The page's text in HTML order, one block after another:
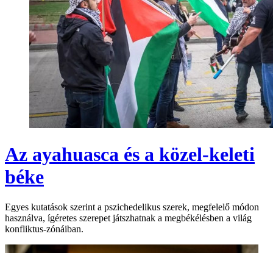
Az ayahuasca és a közel-keleti
béke
Egyes kutatások szerint a pszichedelikus szerek, megfelelő módon
használva, ígéretes szerepet játszhatnak a megbékélésben a világ
konfliktus-zónáiban.